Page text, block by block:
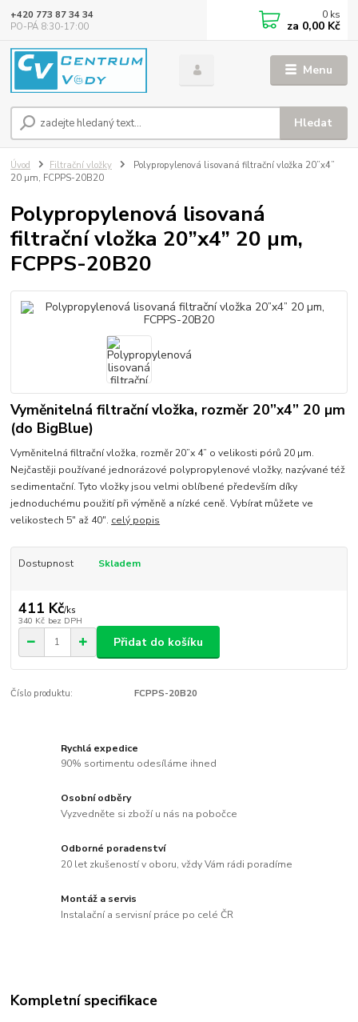
Menu
Hledat
+420 773 87 34 34
PO-PÁ 8:30-17:00
0 ks
za 0,00 Kč
Úvod Filtrační vložky
Polypropylenová lisovaná filtrační vložka 20”x4”
20 µm, FCPPS-20B20
Polypropylenová lisovaná
filtrační vložka 20”x4” 20 µm,
FCPPS-20B20
Vyměnitelná filtrační vložka, rozměr 20”x4” 20 µm
(do BigBlue)
Vyměnitelná filtrační vložka, rozměr 20”x 4” o velikosti pórů 20 µm.
Nejčastěji používané jednorázové polypropylenové vložky, nazývané též
sedimentační. Tyto vložky jsou velmi oblíbené především díky
jednoduchému použití při výměně a nízké ceně. Vybírat můžete ve
velikostech 5" až 40". celý popis
Dostupnost Skladem
411 Kč/ks
340 Kč bez DPH
Přidat do košíku
Číslo produktu: FCPPS-20B20
Rychlá expedice
90% sortimentu odesíláme ihned
Osobní odběry
Vyzvedněte si zboží u nás na pobočce
Odborné poradenství
20 let zkušeností v oboru, vždy Vám rádi poradíme
Montáž a servis
Instalační a servisní práce po celé ČR
Kompletní specifikace